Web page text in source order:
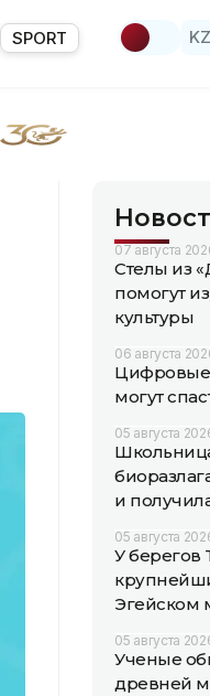
SPORT KZ
07 августа
Стелы из
помогут
культуры
06 августа
Цифровые
могут
05 августа
и
05 августа
У
Эгейском
05 августа
Ученые
древней